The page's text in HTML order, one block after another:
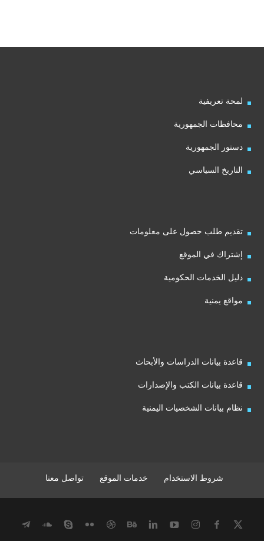
لمحة تعريفية
محافظات الجمهورية
دستور الجمهورية
التاريخ السياسي
تقديم طلب حصول على معلومات
إشتراك في الموقع
دليل الخدمات الحكومية
مواقع يمنية
قاعدة بيانات الدراسات والأبحاث
قاعدة بيانات الكتب والإصدارات
نظام بيانات الشخصيات اليمنية
شروط الاستخدام خدمات الموقع تواصل معنا